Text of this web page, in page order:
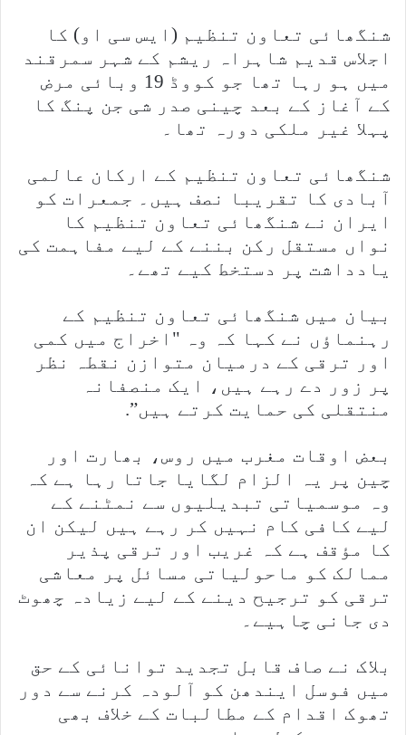
شنگھائی تعاون تنظیم (ایس سی او) کا
اجلاس قدیم شاہراہ ریشم کے شہر سمرقند
میں ہو رہا تھا جو کووڈ 19 وبائی مرض
کے آغاز کے بعد چینی صدر شی جن پنگ کا
پہلا غیر ملکی دورہ تھا۔
شنگھائی تعاون تنظیم کے ارکان عالمی
آبادی کا تقریبا نصف ہیں۔ جمعرات کو
ایران نے شنگھائی تعاون تنظیم کا
نواں مستقل رکن بننے کے لیے مفاہمت کی
یادداشت پر دستخط کیے تھے۔
بیان میں شنگھائی تعاون تنظیم کے
رہنماؤں نے کہا کہ وہ "اخراج میں کمی
اور ترقی کے درمیان متوازن نقطہ نظر
پر زور دے رہے ہیں، ایک منصفانہ
منتقلی کی حمایت کرتے ہیں”.
بعض اوقات مغرب میں روس، بھارت اور
چین پر یہ الزام لگایا جاتا رہا ہے کہ
وہ موسمیاتی تبدیلیوں سے نمٹنے کے
لیے کافی کام نہیں کر رہے ہیں لیکن ان
کا مؤقف ہے کہ غریب اور ترقی پذیر
ممالک کو ماحولیاتی مسائل پر معاشی
ترقی کو ترجیح دینے کے لیے زیادہ چھوٹ
دی جانی چاہیے۔
بلاک نے صاف قابل تجدید توانائی کے حق
میں فوسل ایندھن کو آلودہ کرنے سے دور
تھوک اقدام کے مطالبات کے خلاف بھی